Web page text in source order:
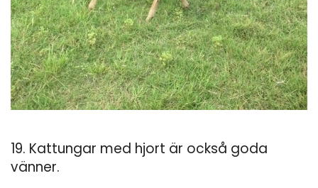
19. Kattungar med hjort är också goda
vänner.